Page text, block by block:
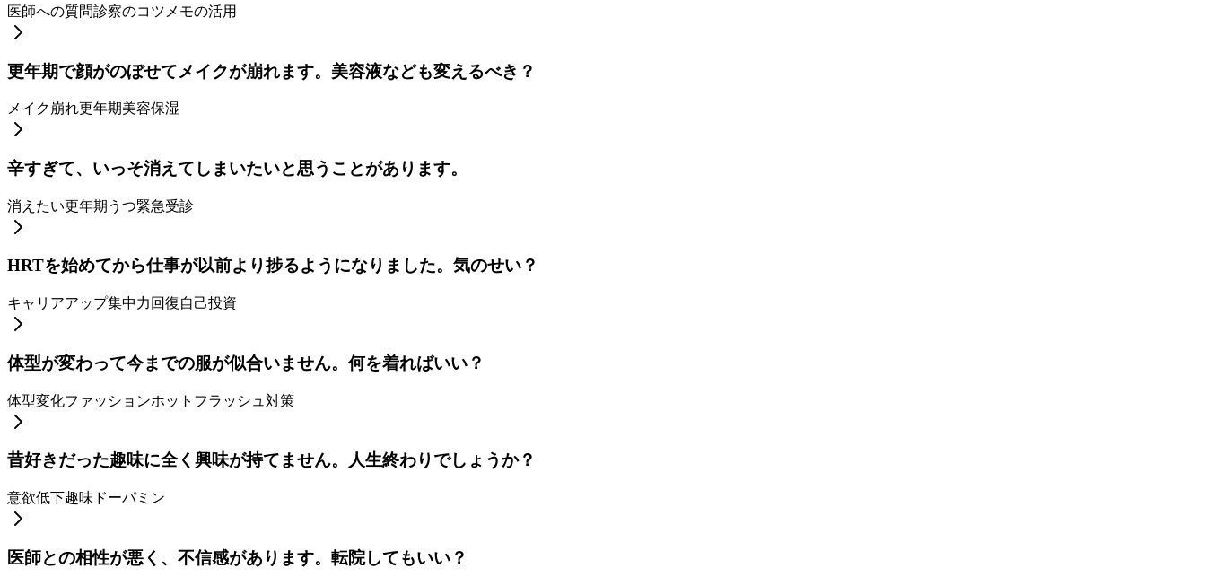
医師への質問診察のコツ メモの活用
更年期で顔がのぼせてメイクが崩れます。美容液なども変えるべき？
メイク崩れ更年期美容保湿
辛すぎて、いっそ消えてしまいたいと思うことがあります。
消えたい更年期うつ緊急受診
HRTを始めてから仕事が以前より捗るようになりました。気のせい？
キャリアアップ集中力回復自己投資
体型が変わって今までの服が似合いません。何を着ればいい？
体型変化ファッションホットフラッシュ対策
昔好きだった趣味に全く興味が持てません。人生終わりでしょうか？
意欲低下趣味 ドーパミン
医師との相性が悪く、不信感があります。転院してもいい？